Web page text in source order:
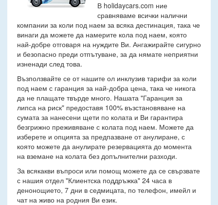
В holidaycars.com ние
сравняваме всички налични
компании за коли под наем за всяка дестинация, така че
винаги да можете да намерите кола под наем, която
най-добре отговаря на нуждите Ви. Ангажирайте сигурно
и безопасно преди отпътуване, за да нямате неприятни
изненади след това.
Възползвайте се от нашите ол инклузив тарифи за коли
под наем с гаранция за най-добра цена, така че никога
да не плащате твърде много. Нашата "Гаранция за
липса на риск" предоставя 100% възстановяване на
сумата за нанесени щети по колата и Ви гарантира
безгрижно преживяване с колата под наем. Можете да
изберете и опцията за предпазване от анулиране, с
която можете да анулирате резервацията до момента
на вземане на колата без допълнителни разходи.
За всякакви въпроси или помощ можете да се свързвате
с нашия отдел "Клиентска поддръжка" 24 часа в
денонощието, 7 дни в седмицата, по телефон, имейл и
чат на живо на родния Ви език.